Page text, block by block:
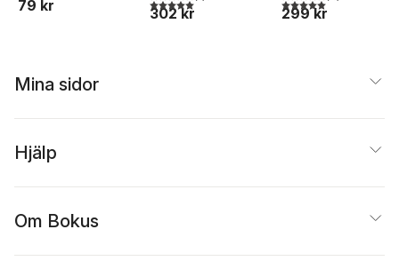
79 kr 302 kr 299 kr
Mina sidor
Hjälp
Om Bokus